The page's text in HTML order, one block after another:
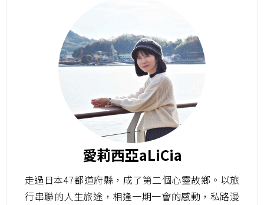
愛莉西亞aLiCia
走過日本47都道府縣，成了第二個心靈故鄉。以旅
行串聯的人生旅途，相逢一期一會的感動，私路漫